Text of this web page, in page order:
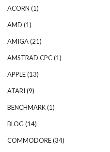
ACORN (1)
AMD (1)
AMIGA(21)
AMSTRAD CPC(1)
APPLE(13)
ATARI (9)
BENCHMARK(1)
BLOG (14)
COMMODORE(34)